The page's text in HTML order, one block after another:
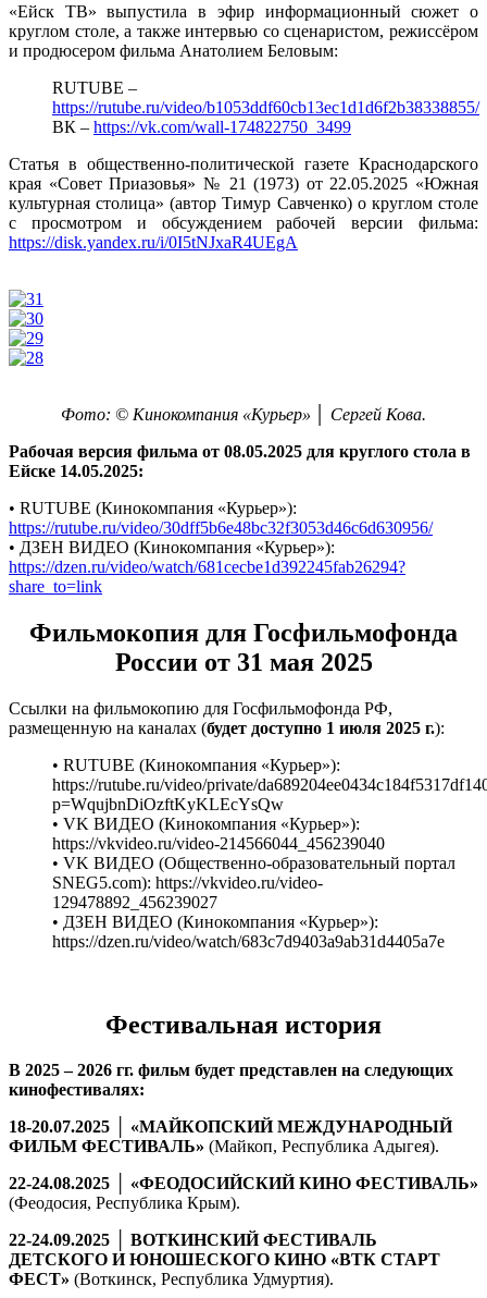
«Ейск ТВ» выпустила в эфир информационный сюжет о
круглом столе, а также интервью со сценаристом, режиссёром
и продюсером фильма Анатолием Беловым:
RUTUBE –
https://rutube.ru/video/b1053ddf60cb13ec1d1d6f2b38338855/
ВК – https://vk.com/wall-174822750_3499
Статья в общественно-политической газете Краснодарского
края «Совет Приазовья» № 21 (1973) от 22.05.2025 «Южная
культурная столица» (автор Тимур Савченко) о круглом столе
с просмотром и обсуждением рабочей версии фильма:
https://disk.yandex.ru/i/0I5tNJxaR4UEgA
Фото: © Кинокомпания «Курьер» │ Сергей Кова.
Рабочая версия фильма от 08.05.2025 для круглого стола в
Ейске 14.05.2025:
• RUTUBE (Кинокомпания «Курьер»):
https://rutube.ru/video/30dff5b6e48bc32f3053d46c6d630956/
• ДЗЕН ВИДЕО (Кинокомпания «Курьер»):
https://dzen.ru/video/watch/681cecbe1d392245fab26294?
share_to=link
Фильмокопия для Госфильмофонда
России от 31 мая 2025
Ссылки на фильмокопию для Госфильмофонда РФ,
размещенную на каналах (будет доступно 1 июля 2025 г.):
• RUTUBE (Кинокомпания «Курьер»):
https://rutube.ru/video/private/
p=WqujbnDiOzftKyKLEcYsQw
• VK ВИДЕО (Кинокомпания «Курьер»):
https://vkvideo.ru/video-214566044_456239040
• VK ВИДЕО (Общественно-образовательный портал
SNEG5.com): https://vkvideo.ru/video-
129478892_456239027
• ДЗЕН ВИДЕО (Кинокомпания «Курьер»):
https://dzen.ru/video/watch/683c7d9403a9ab31d4405a7e
Фестивальная история
В 2025 – 2026 гг. фильм будет представлен на следующих
кинофестивалях:
18-20.07.2025 │ «МАЙКОПСКИЙ МЕЖДУНАРОДНЫЙ
ФИЛЬМ ФЕСТИВАЛЬ» (Майкоп, Республика Адыгея).
22-24.08.2025 │ «ФЕОДОСИЙСКИЙ КИНО ФЕСТИВАЛЬ»
(Феодосия, Республика Крым).
22-24.09.2025 │ ВОТКИНСКИЙ ФЕСТИВАЛЬ
ДЕТСКОГО И ЮНОШЕСКОГО КИНО «ВТК СТАРТ
ФЕСТ» (Воткинск, Республика Удмуртия).